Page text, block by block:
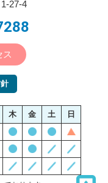
27-4
木 金 土 日